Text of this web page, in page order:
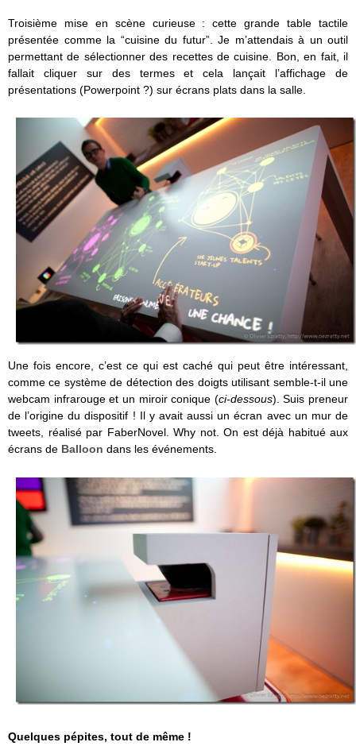
Troisième mise en scène curieuse : cette grande table tactile
présentée comme la “cuisine du futur”. Je m’attendais à un outil
permettant de sélectionner des recettes de cuisine. Bon, en fait, il
fallait cliquer sur des termes et cela lançait l’affichage de
présentations (Powerpoint ?) sur écrans plats dans la salle.
Une fois encore, c’est ce qui est caché qui peut être intéressant,
comme ce système de détection des doigts utilisant semble-t-il une
webcam infrarouge et un miroir conique (ci-dessous). Suis preneur
de l’origine du dispositif ! Il y avait aussi un écran avec un mur de
tweets, réalisé par FaberNovel. Why not. On est déjà habitué aux
écrans de Balloon dans les événements.
Quelques pépites, tout de même !